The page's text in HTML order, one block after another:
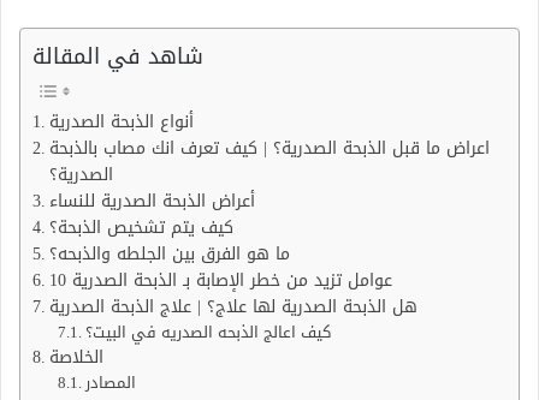
شاهد في المقالة
أنواع الذبحة الصدرية
اعراض ما قبل الذبحة الصدرية؟ | كيف تعرف انك مصاب بالذبحة
الصدرية؟
أعراض الذبحة الصدرية للنساء
كيف يتم تشخيص الذبحة؟
ما هو الفرق بين الجلطه والذبحه؟
10 عوامل تزيد من خطر الإصابة بـ الذبحة الصدرية
هل الذبحة الصدرية لها علاج؟ | علاج الذبحة الصدرية
كيف اعالج الذبحه الصدريه في البيت؟
الخلاصة
المصادر